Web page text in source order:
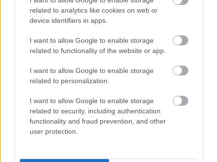
related to analytics like cookies on web or
device identifiers in apps.
I want to allow Google to enable storage
related to functionality of the website or app.
I want to allow Google to enable storage
related to personalization.
I want to allow Google to enable storage
related to security, including authentication
functionality and fraud prevention, and other
user protection.
έχετε ξαναδεί